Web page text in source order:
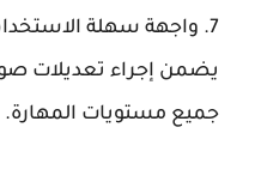
واجهة سهلة
يضمن إجراء تعديلات
جميع مستويات المهارة.